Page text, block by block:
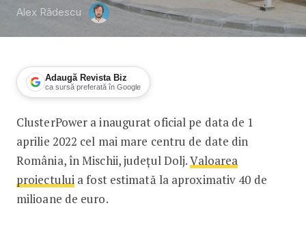
Alex Rădescu
Adaugă Revista Biz
ca sursă preferată în Google
ClusterPower inaugurează cel mai
ClusterPower a inaugurat oficial pe data de 1
aprilie 2022 cel mai mare centru de date din
România, în Mischii, județul Dolj.Valoarea
proiectului a fost estimată la aproximativ 40 de
milioane de euro.